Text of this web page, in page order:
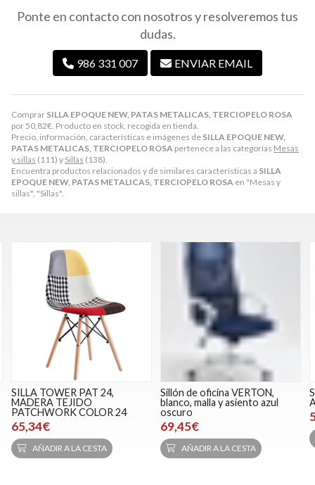
Comprar SILLA EPOQUE NEW, PATAS METALICAS, TERCIOPELO ROSA
por 50,82€ . Producto en stock, recogida en tienda.
Precio, información, características e imágenes de SILLA EPOQUE NEW,
PATAS METALICAS, TERCIOPELO ROSA pertenece a las categorías Mesas
y sillas (111) y Sillas (138).
Encuentra productos relacionados y de similares características a SILLA
EPOQUE NEW, PATAS METALICAS, TERCIOPELO ROSA en "Mesas y
sillas", "Sillas".
Ponte en contacto con nosotros y resolveremos tus
dudas.
986 331 007 ENVIAR EMAIL
SILLA TOWER PAT 24,
MADERA TEJIDO
PATCHWORK COLOR 24
65,34€
AÑADIR A LA CESTA
Sillón de oficina VERTON,
blanco, malla y asiento azul
oscuro
69,45€
AÑADIR A LA CESTA